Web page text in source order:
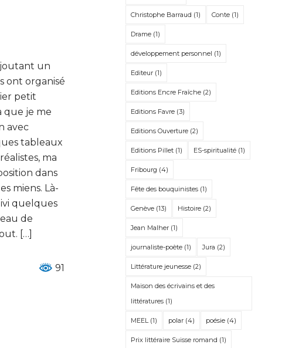
un
ont organisé
petit
que je me
avec
tableaux
ma
dans
miens. Là-
quelques
de
[…]
91
Christophe Barraud (1) Conte(1)
Drame(1)
développement personnel (1)
Editeur(1)
Editions Encre Fraîche(2)
Editions Favre(3)
Editions Ouverture(2)
Editions Pillet(1) ES-spiritualité(1)
Fribourg (4)
Fête des bouquinistes(1)
Genève(13) Histoire(2)
Jean Malher(1)
journaliste-poète(1) Jura (2)
Littérature jeunesse(2)
Maison des écrivains et des
littératures(1)
MEEL(1) polar(4) poésie(4)
Prix littéraire Suisse romand (1)